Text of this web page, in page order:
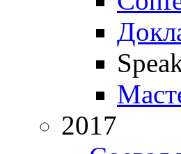
2017